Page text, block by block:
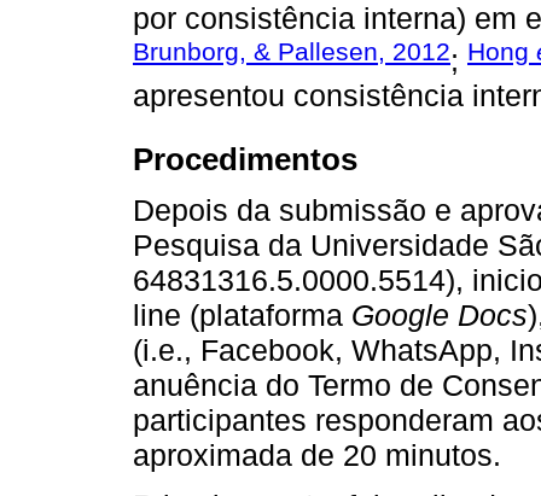
por consistência interna) em
Brunborg, & Pallesen, 2012; Hong
apresentou consistência
Procedimentos
Depois da submissão e
Pesquisa da Universidade
64831316.5.0000.5514),
line (plataforma Google Docs
(i.e., Facebook, WhatsApp,
anuência do Termo de
participantes responderam
aproximada de 20 minutos.